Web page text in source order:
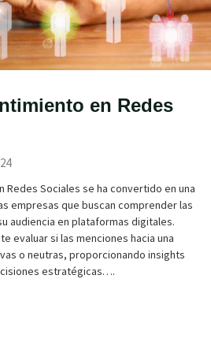
en Redes
Redes Sociales se ha convertido en una
empresas que buscan comprender las
audiencia en plataformas digitales.
evaluar si las menciones hacia una
o neutras, proporcionando insights
estratégicas….